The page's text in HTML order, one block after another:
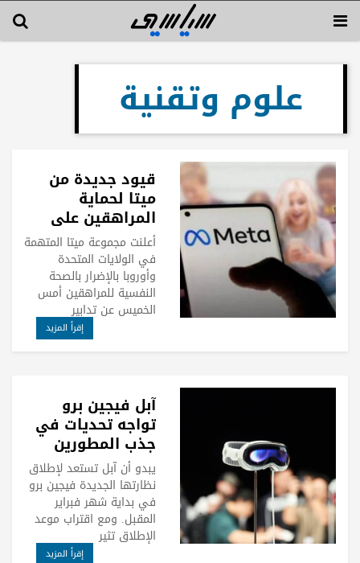
علوم وتقنية
قيود جديدة من
ميتا لحماية
المراهقين على
إنستغرام
أعلنت مجموعة ميتا المتهمة
في الولايات المتحدة
وأوروبا بالإضرار بالصحة
النفسية للمراهقين أمس
الخميس عن تدابير
إقرأ المزيد
آبل فيجين برو
تواجه تحديات في
جذب المطورين
يبدو أن آبل تستعد لإطلاق
نظارتها الجديدة فيجين برو
في بداية شهر فبراير
المقبل. ومع اقتراب موعد
الإطلاق تثير
إقرأ المزيد